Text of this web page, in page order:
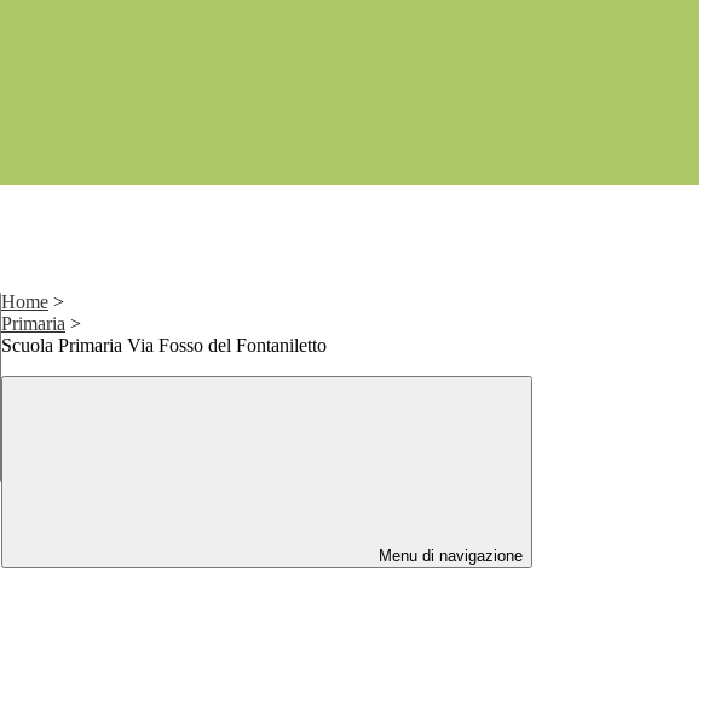
Home >
Primaria >
Scuola Primaria Via Fosso del Fontaniletto
Menu di navigazione